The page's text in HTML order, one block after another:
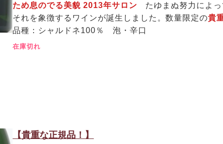
ため息のでる美貌 2013年サロン たゆまぬ努力によ
それを象徴するワインが誕生しました。数量限定の貴
品種：シャルドネ100％ 泡・辛口
在庫切れ
【貴重な正規品！】